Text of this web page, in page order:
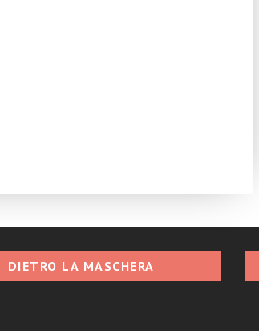
DIETRO LA MASCHERA